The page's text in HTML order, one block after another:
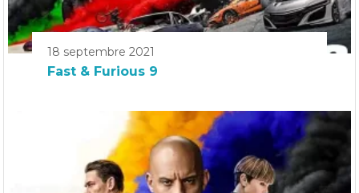
18 septembre 2021
Fast & Furious 9